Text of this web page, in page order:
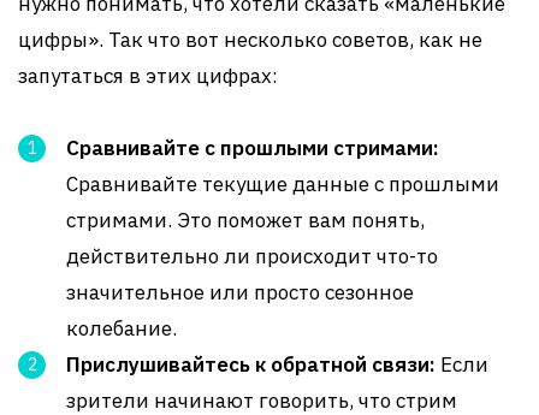
цифры». Так что вот несколько советов, как не
запутаться в этих цифрах:
Сравнивайте с прошлыми стримами:
Сравнивайте текущие данные с прошлыми
стримами. Это поможет вам понять,
действительно ли происходит что-то
значительное или просто сезонное
колебание.
Прислушивайтесь к обратной связи: Если
зрители начинают говорить, что стрим